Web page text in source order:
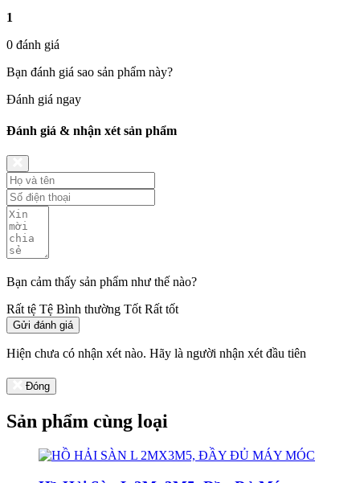
1
0 đánh giá
Bạn đánh giá sao sản phẩm này?
Đánh giá ngay
Đánh giá & nhận xét sản phẩm
Bạn cảm thấy sản phẩm như thế nào?
Rất tệ Tệ Bình thường Tốt Rất tốt
Gửi đánh giá
Hiện chưa có nhận xét nào. Hãy là người nhận xét đầu tiên
Đóng
Sản phẩm cùng loại